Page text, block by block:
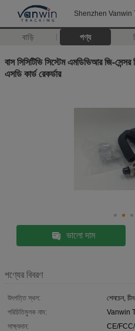
Shenzhen Vanwin
বাড়ি পণ্য
বাস সিসিটিভি সিস্টেম এমডিভিআর জি-
এসডি কার্ড রেকর্ডার
ভালো দাম
পণ্যের বিবরণ
উৎপত্তি স্থল:
শেনচেন, চীন
পরিচিতিমুলক নাম:
Vanwin
সাক্ষ্যদান:
CE/